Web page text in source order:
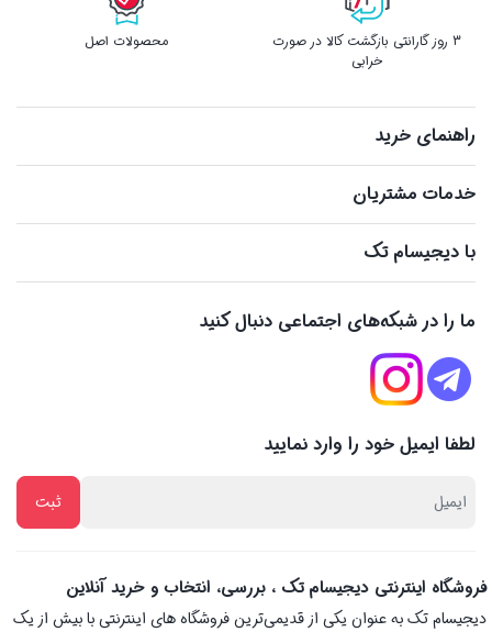
3 روز گارانتی بازگشت کالا در صورت
خرابی
محصولات اصل
راهنمای خرید
خدمات مشتریان
با دیجیسام تک
ما را در شبکه‌های اجتماعی دنبال کنید
لطفا ایمیل خود را وارد نمایید
فروشگاه اینترنتی دیجیسام تک ، بررسی، انتخاب و خرید آنلاین
دیجیسام تک به عنوان یکی از قدیمی‌ترین فروشگاه های اینترنتی با بیش از یک